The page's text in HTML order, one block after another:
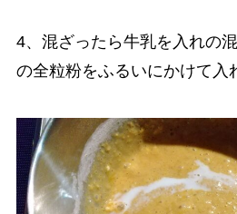
4、混ざったら牛乳を入れの
の全粒粉をふるいにかけて入